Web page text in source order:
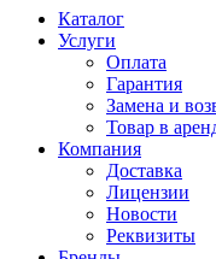
Каталог
Услуги
Оплата
Гарантия
Замена и
Товар в
Компания
Доставка
Лицензии
Новости
Реквизиты